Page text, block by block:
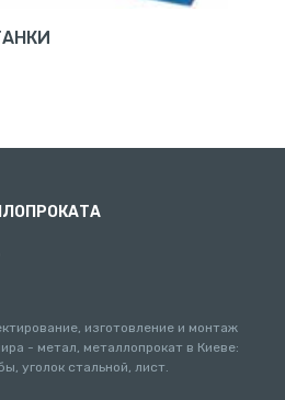
изготовление и монтаж
- метал, металлопрокат в Киеве:
уголок стальной, лист.